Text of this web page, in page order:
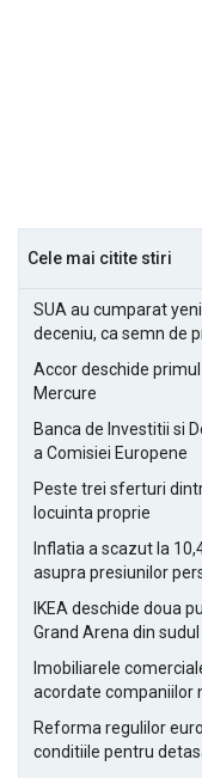
Cele mai citite stiri
SUA au cumparat
deceniu, ca semn de
Accor deschide
Mercure
Banca de Investitii si
a Comisiei Europene
Peste trei sferturi
locuinta proprie
Inflatia a scazut la
asupra presiunilor
IKEA deschide doua
Grand Arena din
Imobiliarele
acordate companiilor
Reforma regulilor
conditiile pentru